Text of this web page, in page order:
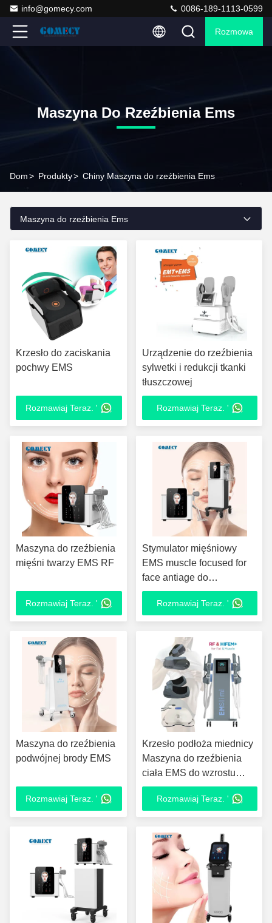
info@gomecy.com 0086-189-1113-0599
Rozmowa
Maszyna Do Rzeźbienia Ems
Dom> Produkty> Chiny Maszyna do rzeźbienia Ems
Maszyna do rzeźbienia Ems
Krzesło do zaciskania
pochwy EMS
Rozmawiaj Teraz. '
Urządzenie do rzeźbienia
sylwetki i redukcji tkanki
tłuszczowej
Rozmawiaj Teraz. '
Maszyna do rzeźbienia
mięśni twarzy EMS RF
Rozmawiaj Teraz. '
Stymulator mięśniowy
EMS muscle focused for
face antiage do
podnoszenia twarzy i szyi
Maszer do podnoszenia i
twardzenia skóry
Rozmawiaj Teraz. '
Maszyna do rzeźbienia
podwójnej brody EMS
Rozmawiaj Teraz. '
Krzesło podłoża miednicy
Maszyna do rzeźbienia
ciała EMS do wzrostu
mięśni
Rozmawiaj Teraz. '